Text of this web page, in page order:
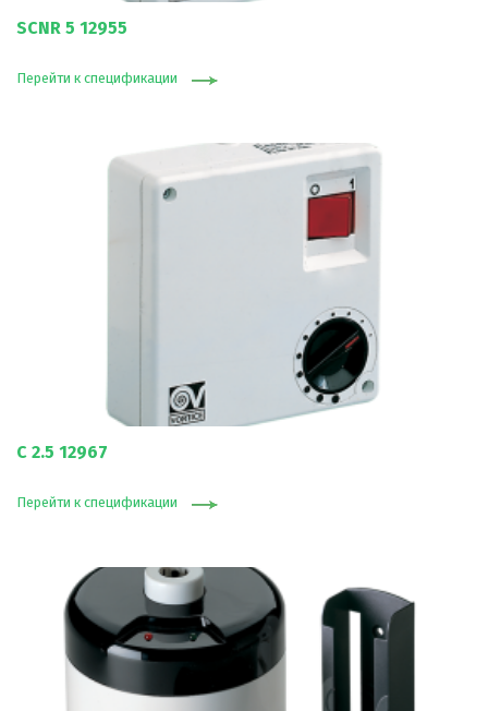
SCNR 5 12955
Перейти к спецификации
C 2.5 12967
Перейти к спецификации